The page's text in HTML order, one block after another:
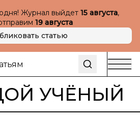
Журнал выйдет 15 августа,
19 августа
статью
УЧЁНЫЙ